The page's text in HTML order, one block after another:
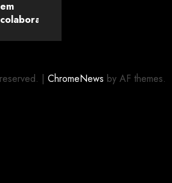
dos
Livros
em
colaboração
| ChromeNews by AF themes.